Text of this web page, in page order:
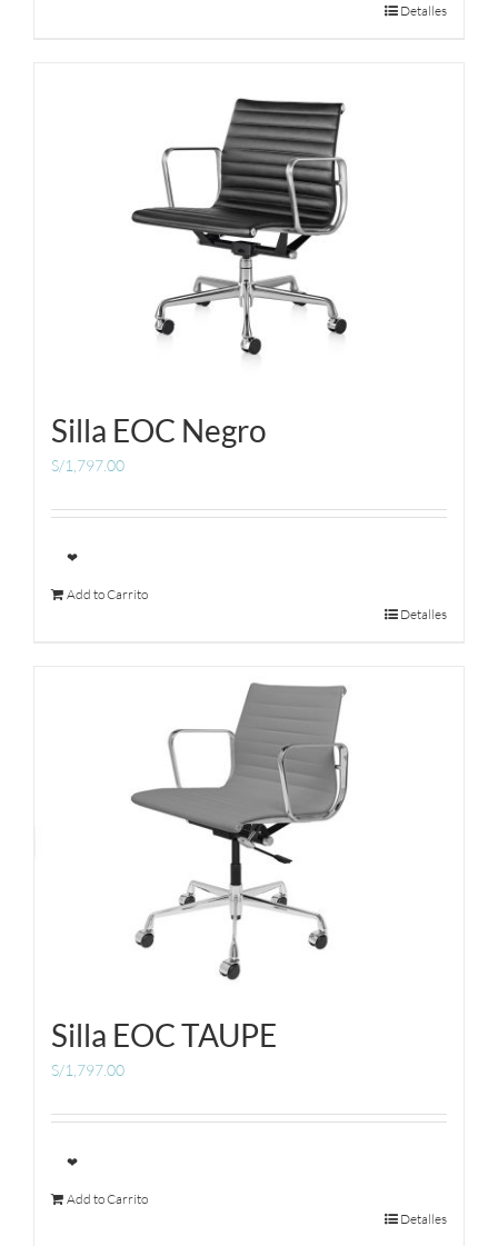
Detalles
Silla EOC Negro
S/1,797.00
❤
Add to Carrito
Detalles
Silla EOC TAUPE
S/1,797.00
❤
Add to Carrito
Detalles